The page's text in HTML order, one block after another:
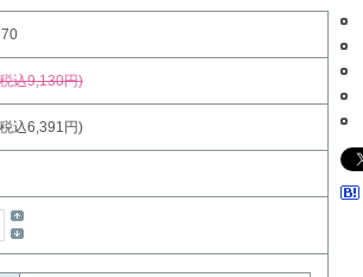
込9,130円)
込6,391円)